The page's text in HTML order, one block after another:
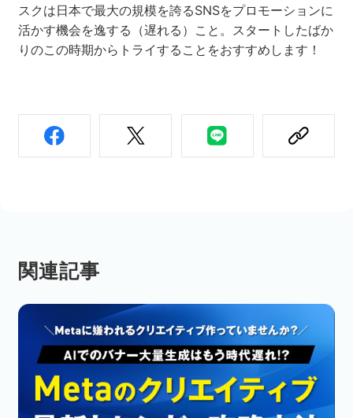
スクは日本で最大の規模を誇るSNSをプロモーションに
活かす機会を逸する（遅れる）こと。スタートしたばか
りのこの時期からトライすることをおすすめします！
関連記事